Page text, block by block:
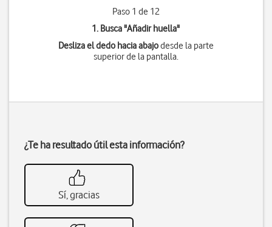
Paso 1 de 12
1. Busca "Añadir huella"
Desliza el dedo hacia abajodesde la parte
superior de la pantalla.
¿Te ha resultado útil esta información?
Sí, gracias